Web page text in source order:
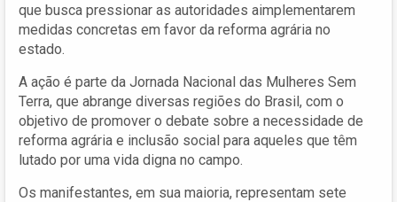
que busca pressionar as autoridades aimplementarem
medidas concretas em favor da reforma agrária no
estado.
A ação é parte da Jornada Nacional das Mulheres Sem
Terra, que abrange diversas regiões do Brasil, com o
objetivo de promover o debate sobre a necessidade de
reforma agrária e inclusão social para aqueles que têm
lutado por uma vida digna no campo.
Os manifestantes, em sua maioria, representam sete